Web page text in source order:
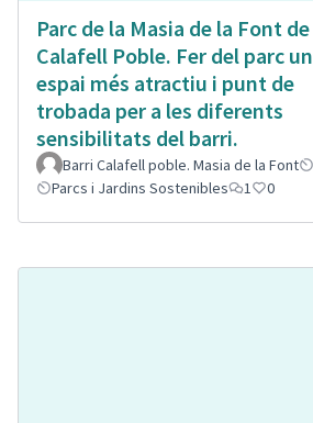
Parc de la Masia de la Font de
Calafell Poble. Fer del parc un
espai més atractiu i punt de
trobada per a les diferents
sensibilitats del barri.
Barri Calafell poble. Masia de la Font
Parcs i Jardins Sostenibles
1 0